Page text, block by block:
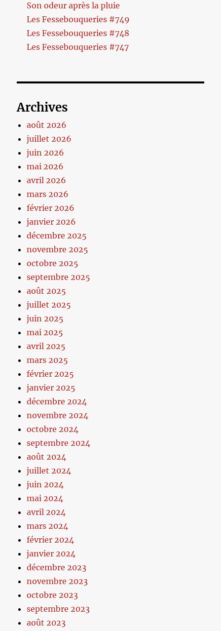
Son odeur après la pluie
Les Fessebouqueries #749
Les Fessebouqueries #748
Les Fessebouqueries #747
Archives
août 2026
juillet 2026
juin 2026
mai 2026
avril 2026
mars 2026
février 2026
janvier 2026
décembre 2025
novembre 2025
octobre 2025
septembre 2025
août 2025
juillet 2025
juin 2025
mai 2025
avril 2025
mars 2025
février 2025
janvier 2025
décembre 2024
novembre 2024
octobre 2024
septembre 2024
août 2024
juillet 2024
juin 2024
mai 2024
avril 2024
mars 2024
février 2024
janvier 2024
décembre 2023
novembre 2023
octobre 2023
septembre 2023
août 2023